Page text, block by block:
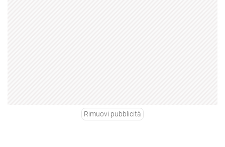
Rimuovi pubblicità